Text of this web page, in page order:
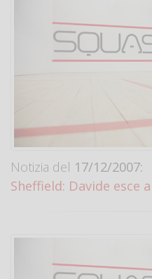
Notizia del 17/12/2007:
Sheffield: Davide esce